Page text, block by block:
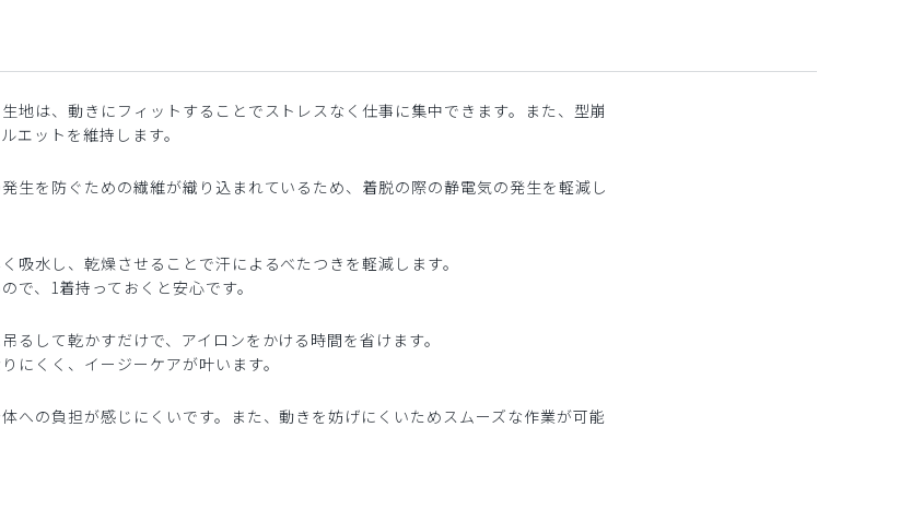
地は、動きにフィットすることでストレスなく仕事に集中できます。また、型崩
エットを維持します。
生を防ぐための繊維が織り込まれているため、着脱の際の静電気の発生を軽減し
吸水し、乾燥させることで汗によるべたつきを軽減します。
で、1着持っておくと安心です。
るして乾かすだけで、アイロンをかける時間を省けます。
にくく、イージーケアが叶います。
への負担が感じにくいです。また、動きを妨げにくいためスムーズな作業が可能